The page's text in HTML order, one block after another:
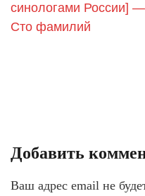
синологами России] —
Сто фамилий
Добавить
Ваш адрес email не